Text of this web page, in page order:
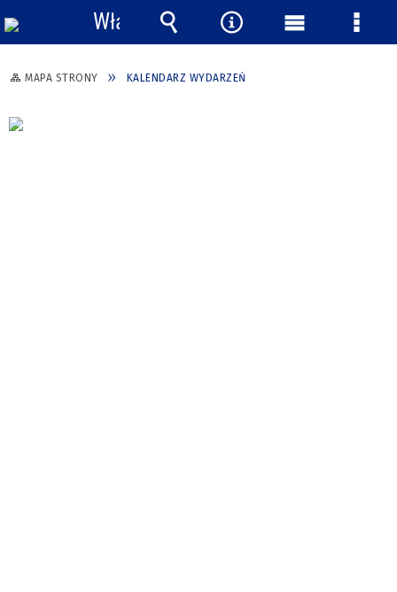
MAPA STRONY KALENDARZ WYDARZEŃ
Włącz
powiadomienia
Wyszukiwarka
Narzędzia
Menu Menu